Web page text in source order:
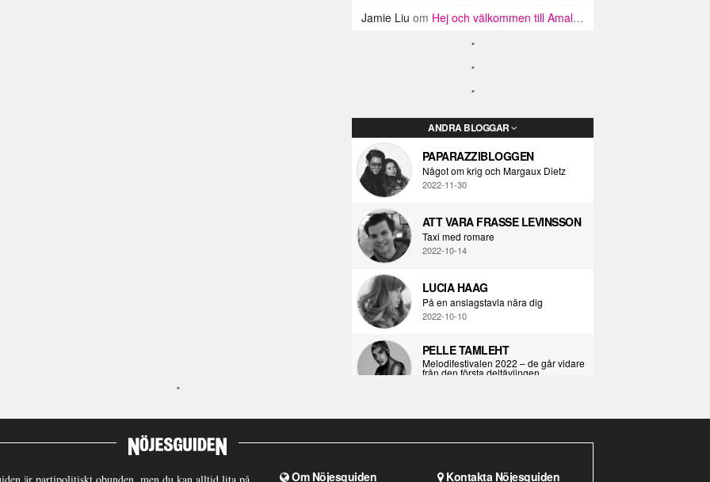
Jamie Liu om Hej och välkommen till Amalfikusten
ANDRA BLOGGAR
PAPARAZZIBLOGGEN
Något om krig och Margaux Dietz
2022-11-30
ATT VARA FRASSE LEVINSSON
Taxi med romare
2022-10-14
LUCIA HAAG
På en anslagstavla nära dig
2022-10-10
PELLE TAMLEHT
Melodifestivalen 2022 – de går vidare
från den första deltävlingen
I KORPENS SKUGGA
2021-06-28
är partipolitiskt obunden, men du kan alltid lita på Om Nöjesguiden Kontakta Nöjesguiden